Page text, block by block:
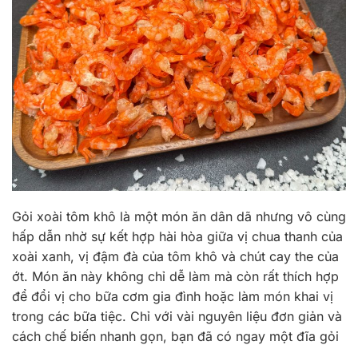
Gỏi xoài tôm khô là một món ăn dân dã nhưng vô cùng
hấp dẫn nhờ sự kết hợp hài hòa giữa vị chua thanh của
xoài xanh, vị đậm đà của tôm khô và chút cay the của
ớt. Món ăn này không chỉ dễ làm mà còn rất thích hợp
để đổi vị cho bữa cơm gia đình hoặc làm món khai vị
trong các bữa tiệc. Chỉ với vài nguyên liệu đơn giản và
cách chế biến nhanh gọn, bạn đã có ngay một đĩa gỏi